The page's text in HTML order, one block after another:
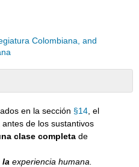
Colombiana, and
en la sección §14 , el
antes de los sustantivos
clase completa de
la experiencia humana.